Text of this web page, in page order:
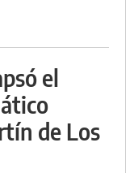
el
de Los